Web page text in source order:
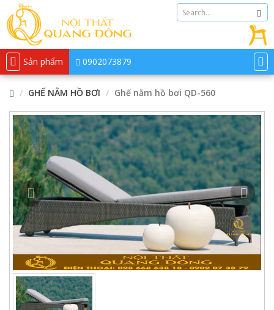
Sản phẩm 0902073879
GHẾ NẰM HỒ BƠI Ghế nằm hồ bơi QD-560